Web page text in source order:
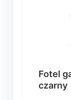
Fotel
czarny